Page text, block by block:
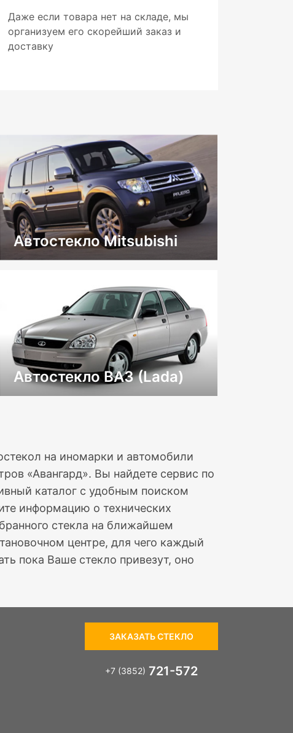
Даже если товара нет на складе, мы
организуем его скорейший заказ и
доставку
Автостекло Mitsubishi
Автостекло ВАЗ (Lada)
на иномарки и автомобили
«Авангард». Вы найдете сервис по
каталог с удобным поиском
информацию о технических
стекла на ближайшем
центре, для чего каждый
пока Ваше стекло привезут, оно
ЗАКАЗАТЬ СТЕКЛО
+7 (3852) 721-572